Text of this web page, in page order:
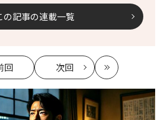
の記事の連載一覧
回
記
事
へ
次回
記
事
へ
最
新